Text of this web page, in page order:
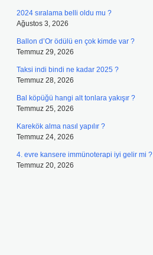
2024 sıralama belli oldu mu ?
Ağustos 3, 2026
Ballon d’Or ödülü en çok kimde var ?
Temmuz 29, 2026
Taksi indi bindi ne kadar 2025 ?
Temmuz 28, 2026
Bal köpüğü hangi alt tonlara yakışır ?
Temmuz 25, 2026
Karekök alma nasıl yapılır ?
Temmuz 24, 2026
4. evre kansere immünoterapi iyi gelir mi ?
Temmuz 20, 2026